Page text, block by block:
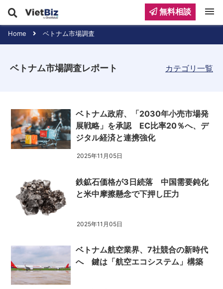
Home ベトナム市場調査
ベトナム市場調査レポート カテゴリ一覧
ベトナム政府、「2030年小売市場発
展戦略」を承認 EC比率20％へ、デ
ジタル経済と連携強化
2025年11月05日
鉄鉱石価格が3日続落 中国需要鈍化
と米中摩擦懸念で下押し圧力
2025年11月05日
ベトナム航空業界、7社競合の新時代
へ 鍵は「航空エコシステム」構築
無料相談 menu